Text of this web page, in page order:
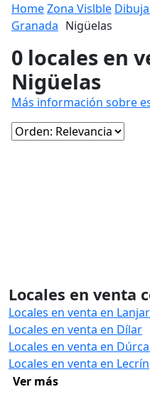
HomeZona Vislble
Granada Nigüelas
0 locales en
Nigüelas
Más información sobre
Locales en venta
Locales en venta en
Locales en venta en Dílar
Locales en venta en
Locales en venta en Lecrín
Ver más